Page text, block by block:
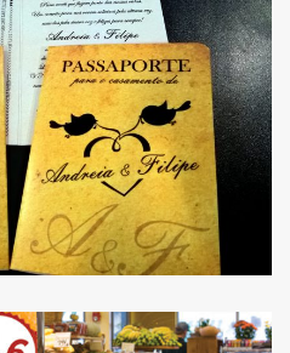
CASAIS A
O SEU